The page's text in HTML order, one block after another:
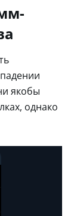
якобы
однако